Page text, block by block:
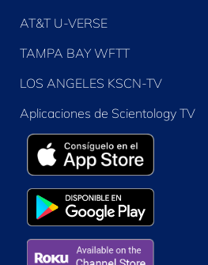
AT&T U-VERSE
TAMPA BAY WFTT
LOS ANGELES KSCN-TV
Aplicaciones de Scientology TV